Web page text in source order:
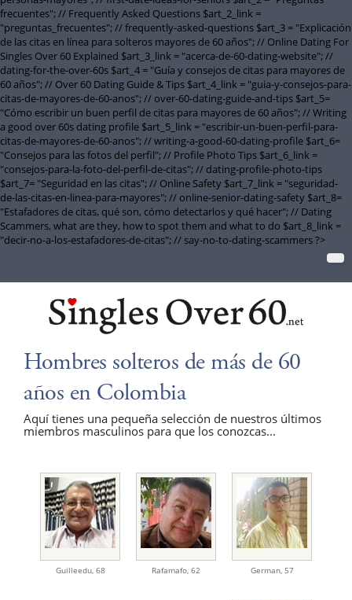
frecuentes"; // Frequently Asked Questions $art_2_link =
"preguntas_frecuentes"; // frequently-asked-questions $art_3 = "Explicación
de las citas en línea para solteros mayores de 60 años"; // Online Dating For
Singles Over 60 Explained $art_3_link = "acerca-de-60-dating-website"; //
dating-for-the-over-60s $art_4 = "Guía y consejos de citas para mayores de
60 años"; // Over 60 Dating Guide & Tips $art_4_link = "guia-y-consejos-para-
citas-de-mayores-de-60-anos"; // over-60-dating-guide-and-tips $art_5=
"Cómo escribir un buen perfil de citas para mayores de 60 años"; // Writing
a good over 60s dating profile $art_5_link = "escribir-un-buen-perfil-para-
citas-de-mayores-de-60-anos"; // writing-a-good-60-dating-profile $art_6=
"Consejos para las fotos del perfil"; // Profile Photo Tips $art_6_link =
"consejos-para-la-foto-del-perfil-de-citas"; // dating-profile-photo-tips
$art_7= "Seguridad en las citas"; // Online Safety $art_7_link = "seguridad-
de-las-citas-en-linea-para-mayores"; // online-senior-dating-safety $art_8=
"Estafadores de citas, qué son, cómo detectarlos y qué hacer"; // Dating
Scammers, what are they, how to spot them and what to do $art_8_link =
"decir-no-a-los-estafadores-de-citas"; // say-no-to-dating-scammers ?>
Hombres solteros de más de 60
años en Colombia
Aquí tienes una pequeña selección de nuestros últimos
miembros masculinos para que los conozcas...
Guilleedu, 68 Rafamafo 62 German, 57